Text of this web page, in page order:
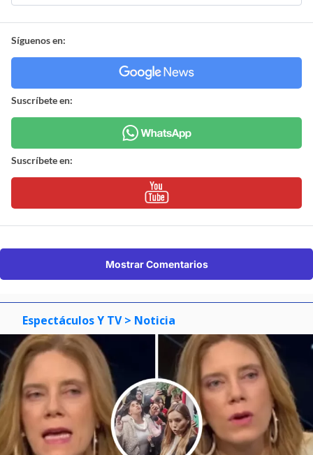
Síguenos en:
Suscríbete en:
Suscríbete en:
Mostrar Comentarios
Espectáculos Y TV > Noticia